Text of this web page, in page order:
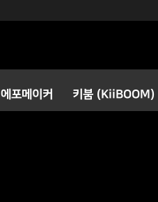
에포메이커 키붐 (KiiBOOM)